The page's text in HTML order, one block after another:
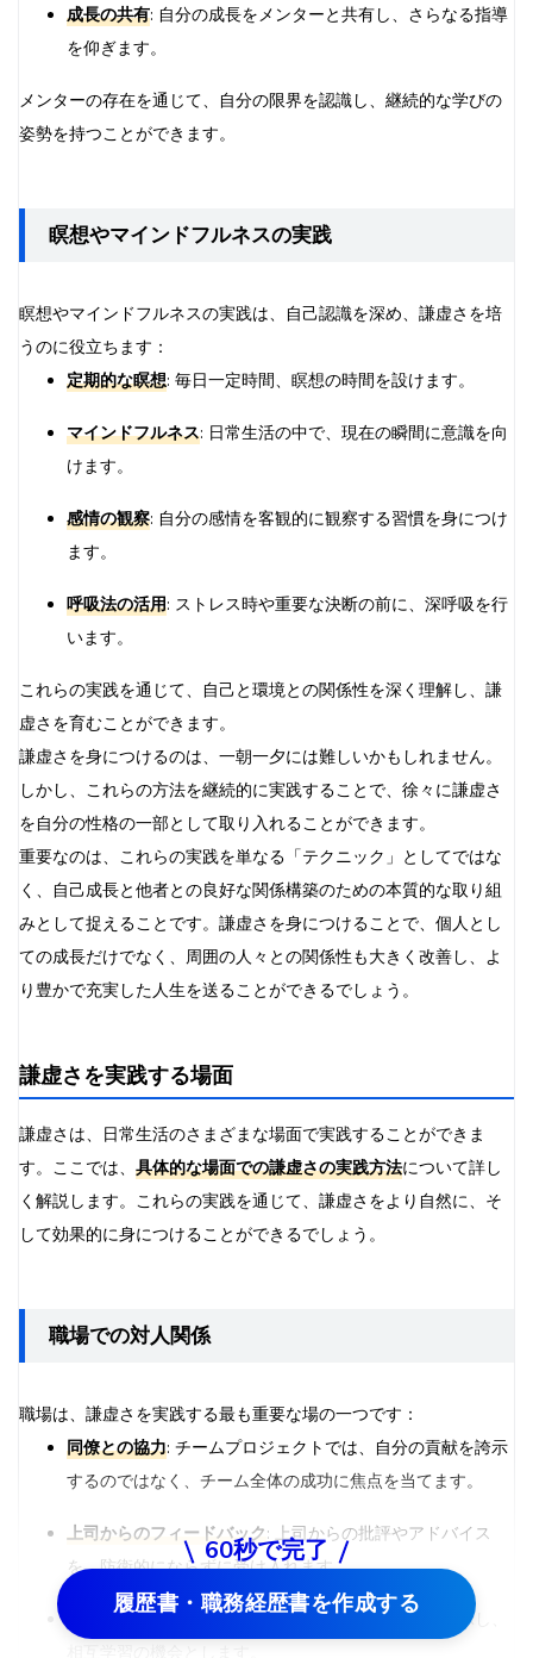
成長の共有: 自分の成長をメンターと共有し、さらなる指導
を仰ぎます。
メンターの存在を通じて、自分の限界を認識し、継続的な学びの
姿勢を持つことができます。
瞑想やマインドフルネスの実践
瞑想やマインドフルネスの実践は、自己認識を深め、謙虚さを培
うのに役立ちます：
定期的な瞑想: 毎日一定時間、瞑想の時間を設けます。
マインドフルネス: 日常生活の中で、現在の瞬間に意識を向
けます。
感情の観察: 自分の感情を客観的に観察する習慣を身につけ
ます。
呼吸法の活用: ストレス時や重要な決断の前に、深呼吸を行
います。
これらの実践を通じて、自己と環境との関係性を深く理解し、謙
虚さを育むことができます。
謙虚さを身につけるのは、一朝一夕には難しいかもしれません。
しかし、これらの方法を継続的に実践することで、徐々に謙虚さ
を自分の性格の一部として取り入れることができます。
重要なのは、これらの実践を単なる「テクニック」としてではな
く、自己成長と他者との良好な関係構築のための本質的な取り組
みとして捉えることです。謙虚さを身につけることで、個人とし
ての成長だけでなく、周囲の人々との関係性も大きく改善し、よ
り豊かで充実した人生を送ることができるでしょう。
謙虚さを実践する場面
謙虚さは、日常生活のさまざまな場面で実践することができま
す。ここでは、 具体的な場面での謙虚さの実践方法について詳し
く解説します。これらの実践を通じて、謙虚さをより自然に、そ
して効果的に身につけることができるでしょう。
職場での対人関係
職場は、謙虚さを実践する最も重要な場の一つです：
同僚との協力: チームプロジェクトでは、自分の貢献を誇示
するのではなく、チーム全体の成功に焦点を当てます。
上司からのフィードバック: 上司からの批評やアドバイス
を、防衛的にならずに受け入れます。
部下の指導: 部下を指導する際は、自分も学ぶ姿勢を示し、
60秒で完了
履歴書・職務経歴書を作成する